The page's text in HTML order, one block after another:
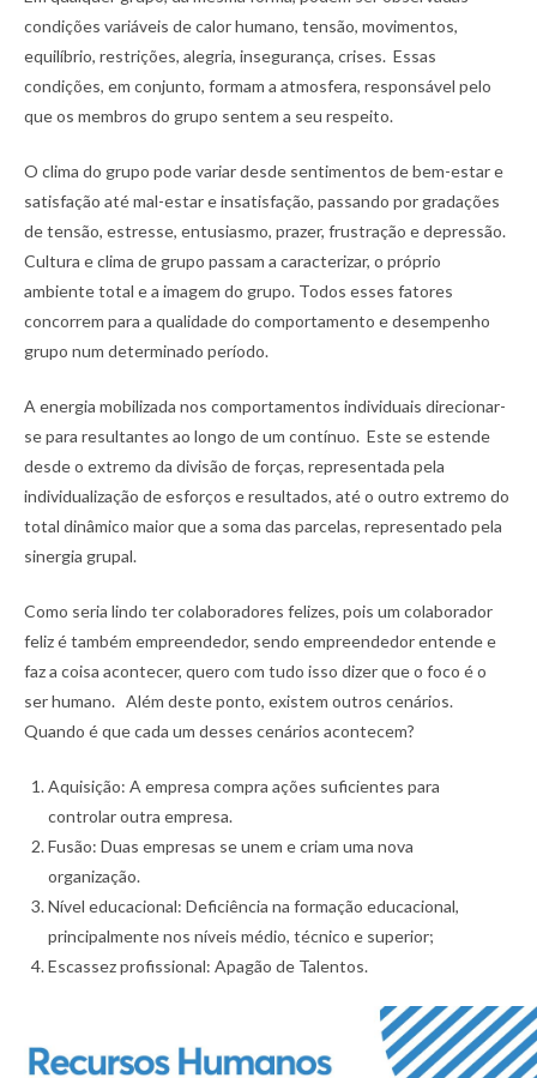
condições variáveis de calor humano, tensão, movimentos,
equilíbrio, restrições, alegria, insegurança, crises. Essas
condições, em conjunto, formam a atmosfera, responsável pelo
que os membros do grupo sentem a seu respeito.
O clima do grupo pode variar desde sentimentos de bem-estar e
satisfação até mal-estar e insatisfação, passando por gradações
de tensão, estresse, entusiasmo, prazer, frustração e depressão.
Cultura e clima de grupo passam a caracterizar, o próprio
ambiente total e a imagem do grupo. Todos esses fatores
concorrem para a qualidade do comportamento e desempenho
grupo num determinado período.
A energia mobilizada nos comportamentos individuais direcionar-
se para resultantes ao longo de um contínuo. Este se estende
desde o extremo da divisão de forças, representada pela
individualização de esforços e resultados, até o outro extremo do
total dinâmico maior que a soma das parcelas, representado pela
sinergia grupal.
Como seria lindo ter colaboradores felizes, pois um colaborador
feliz é também empreendedor, sendo empreendedor entende e
faz a coisa acontecer, quero com tudo isso dizer que o foco é o
ser humano. Além deste ponto, existem outros cenários.
Quando é que cada um desses cenários acontecem?
Aquisição: A empresa compra ações suficientes para
controlar outra empresa.
Fusão: Duas empresas se unem e criam uma nova
organização.
Nível educacional: Deficiência na formação educacional,
principalmente nos níveis médio, técnico e superior;
Escassez profissional: Apagão de Talentos.